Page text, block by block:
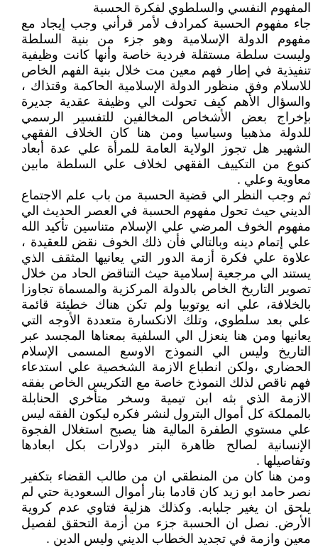
المفهوم النفسي والسلطوي لفكرة الحسبة
جاء مفهوم الحسبة كمرادف لأمر قرأني وجب إيجاد مع
مفهوم الدولة الإسلامية وهو جزء من بنية السلطة
وليست سلطة مستقلة فردية خاصة وأنها كانت وظيفية
تنفيذية في إطار فهم معين مت خلال بنية الفهم الخاص
للاسلام وفق منظور الدولة الإسلامية الحاكمة وقتذاك ،
والسؤال الأهم كيف تحولت الي وظيفة عقدية جديرة
بإخراج بعض الأشخاص المخالفين للتفسير الرسمي
للدولة مذهبيا وسياسيا ومن هنا كان الخلاف الفقهي
الشهير هل تجوز الولاية العامة للمرأة علي عدة أبعاد
كنوع من التكييف الفقهي لخلاف علي السلطة مابين
معاوية وعلي .
ثم وجب النظر الي قضية الحسبة من باب علم الاجتماع
الديني حيث تحول مفهوم الحسبة في العصر الحديث الي
مفهوم الخوف المرضي علي الإسلام متناسين تأكيد الله
علي إتمام دينه وبالتالي فأن ذلك الخوف نقض للعقيدة ،
علاوة علي فكرة أزمة الدور التي يعانيها المثقف الذي
يستند الي مرجعية إسلامية حيث التناقض الحاد من خلال
تصوير التاريخ الخاص بالدولة المركزية والمسماة تجاوزا
بالخلافة، علي انه يوتوبيا ولم تكن هناك خطيئة قائمة
علي بعد سلطوي، وتلك الانكسارة متعددة الأوجه التي
يعانيها ومن هنا ينعزل الي السلفية بمعناها المجسد عبر
التاريخ وليس الي النموذج الاوسع المسمى الإسلام
الحضاري ،ولكن انطباع الازمة الشخصية علي استدعاء
فهم ناقص لذلك النموذج خاصة مع التكريس الخاص بفقه
الازمة الذي بثه ابن تيمية وسخر متأخري الحنابلة
بالمملكة كل أموال البترول لنشر فكره ليكون الفقه ليس
علي مستوي الطفرة المالية هنا يصبح استغلال الفجوة
الإنسانية لصالح ظاهرة البتر دولارات بكل ابعادها
وتفاصيلها .
ومن هنا كان من المنطقي ان من طالب القضاء بتكفير
نصر حامد ابو زيد كان قادما بنار أموال السعودية حتي لم
يلحق ان يغير جلبابه. وكذلك هزلية فتاوي عدم كروية
الأرض. نصل ان الحسبة جزء من أزمة التحقق لفصيل
معين وازمة في تجديد الخطاب الديني وليس الدين .